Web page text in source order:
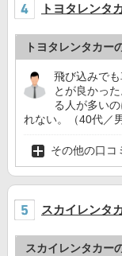
トヨタレンタ
トヨタレンタカー
飛び込みで
とが良かっ
る人が多い
れない。（40代／男
その他の口コ
スカイレンタ
スカイレンタカー